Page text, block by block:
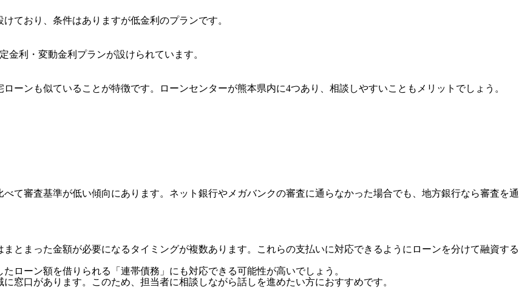
ており、条件はありますが低金利のプランです。
利・変動金利プランが設けられています。
ーンも似ていることが特徴です。ローンセンターが熊本県内に4つあり、相談しやすいこともメリットでしょう。
て審査基準が低い傾向にあります。ネット銀行やメガバンクの審査に通らなかった場合でも、地方銀行なら審査を通
とまった金額が必要になるタイミングが複数あります。これらの支払いに対応できるようにローンを分けて融資する
ローン額を借りられる「連帯債務」にも対応できる可能性が高いでしょう。
窓口があります。このため、担当者に相談しながら話しを進めたい方におすすめです。